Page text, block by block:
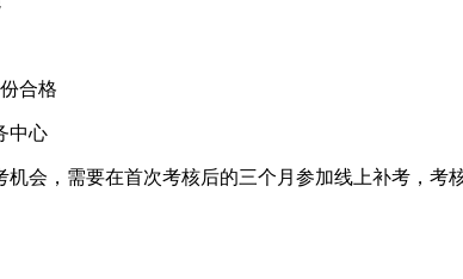
合格
中心
会，需要在首次考核后的三个月参加线上补考，考